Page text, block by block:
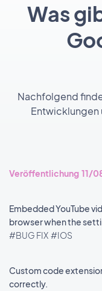
Was
Nachfolgend
Entwicklungen
Veröffentlichung 11/
Embedded YouTube
browser when the
#BUG FIX #IOS
Custom code
correctly.